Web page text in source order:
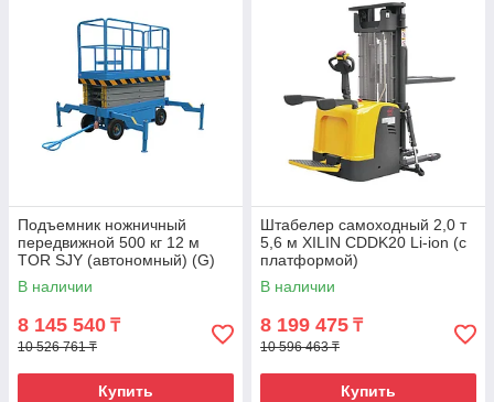
Подъемник ножничный
передвижной 500 кг 12 м
TOR SJY (автономный) (G)
В наличии
8 145 540 ₸
10 526 761 ₸
Купить
Штабелер самоходный 2,0 т
5,6 м XILIN CDDK20 Li-ion (с
платформой)
В наличии
8 199 475 ₸
10 596 463 ₸
Купить